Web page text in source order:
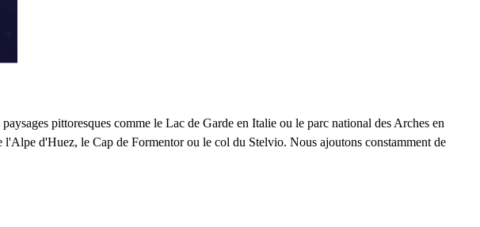
pittoresques comme le Lac de Garde en Italie ou le parc national des Arches en
d'Huez, le Cap de Formentor ou le col du Stelvio. Nous ajoutons constamment de